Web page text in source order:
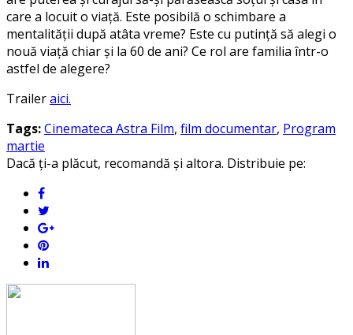
care a locuit o viață. Este posibilă o schimbare a
mentalității după atâta vreme? Este cu putință să alegi o
nouă viață chiar și la 60 de ani? Ce rol are familia într-o
astfel de alegere?
Traileraici.
Tags:Cinemateca Astra Film, film documentar, Program
martie
Dacă ți-a plăcut, recomandă și altora. Distribuie pe: